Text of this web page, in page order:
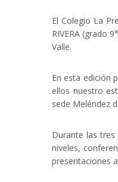
El Colegio La
RIVERA (grado
Valle.
En esta edición
ellos nuestro
sede Meléndez
Durante las tres
niveles,
presentaciones